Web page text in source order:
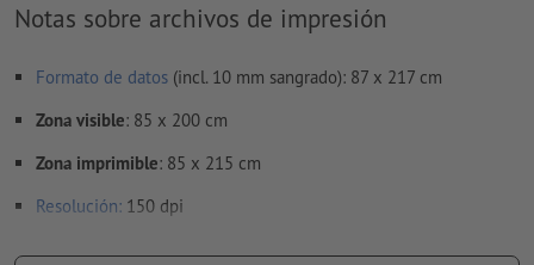
Notas sobre archivos de impresión
Formato de datos (incl. 10 mm sangrado): 87 x 217 cm
Zona visible: 85 x 200 cm
Zona imprimible: 85 x 215 cm
Resolución: 150 dpi